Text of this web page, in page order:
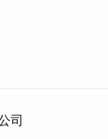
司